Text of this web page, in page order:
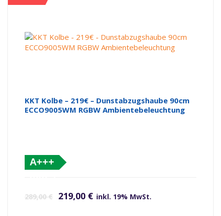
KKT Kolbe – 219€ – Dunstabzugshaube 90cm
ECCO9005WM RGBW Ambientebeleuchtung
A+++
289,00€ 219,00 € inkl. 19% MwSt.